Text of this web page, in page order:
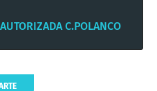
C.POLANCO